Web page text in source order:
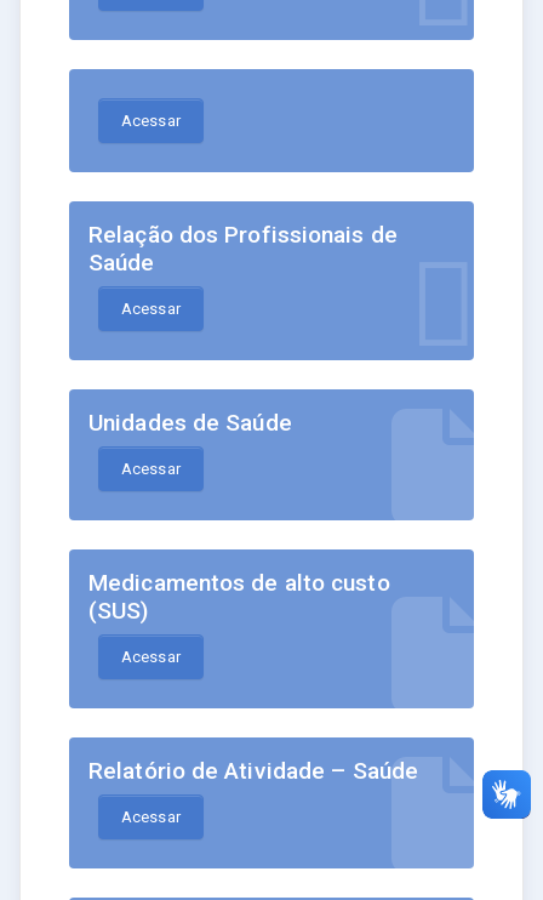
Acessar
Relação dos Profissionais de
Saúde
Acessar
Unidades de Saúde
Acessar
Medicamentos de alto custo
(SUS)
Acessar
Relatório de Atividade – Saúde
Acessar